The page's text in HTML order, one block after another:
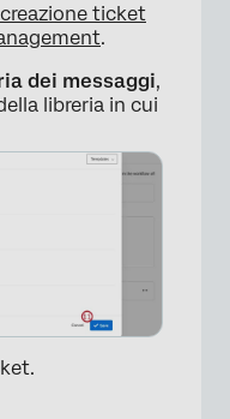
×
ticket
.
dei messaggi,
libreria in cui